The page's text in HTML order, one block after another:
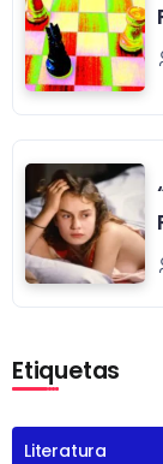
Etiquetas
Literatura